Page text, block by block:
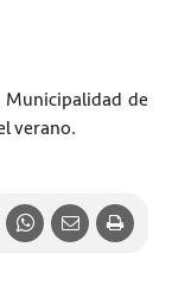
Municipalidad de
verano.